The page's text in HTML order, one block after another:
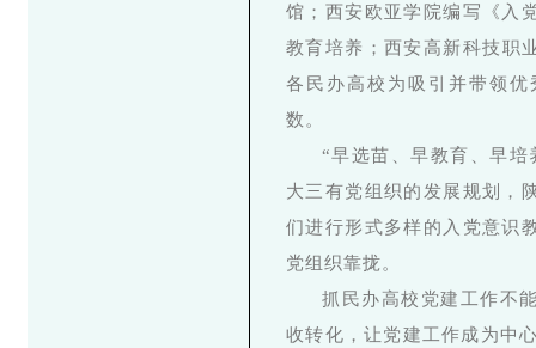
馆；西安欧亚学院编写《入
教育培养；西安高新科技
各民办高校为吸引并带领
数。
“早选苗、早教育、早
大三有党组织的发展规划，
们进行形式多样的入党意识
党组织靠拢。
抓民办高校党建工作不
收转化，让党建工作成为中